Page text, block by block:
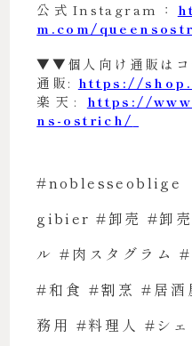
公式Instagram：
m.com/
▼▼個人向け通販はコ
通販: https://
楽天: https://
ns-ostrich/
#noblesseoblige
gibier #卸売 #卸
ル #肉スタグラム
#和食 #割烹 #居
務用 #料理人 #シ